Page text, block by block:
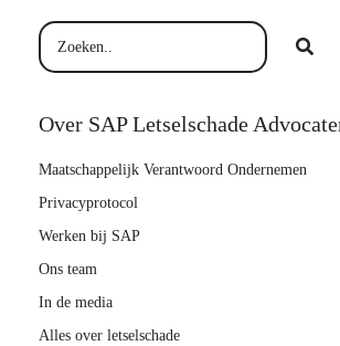
Over SAP Letselschade
Maatschappelijk Verantwoord Ondernemen
Privacyprotocol
Werken bij SAP
Ons team
In de media
Alles over letselschade